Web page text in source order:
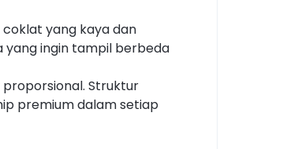
yang kaya dan
ingin tampil berbeda
Struktur
premium dalam setiap